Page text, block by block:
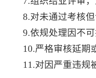
8.对未通过考核但
9.依规处理因不可
10.严格审核延期
11.对因严重违规